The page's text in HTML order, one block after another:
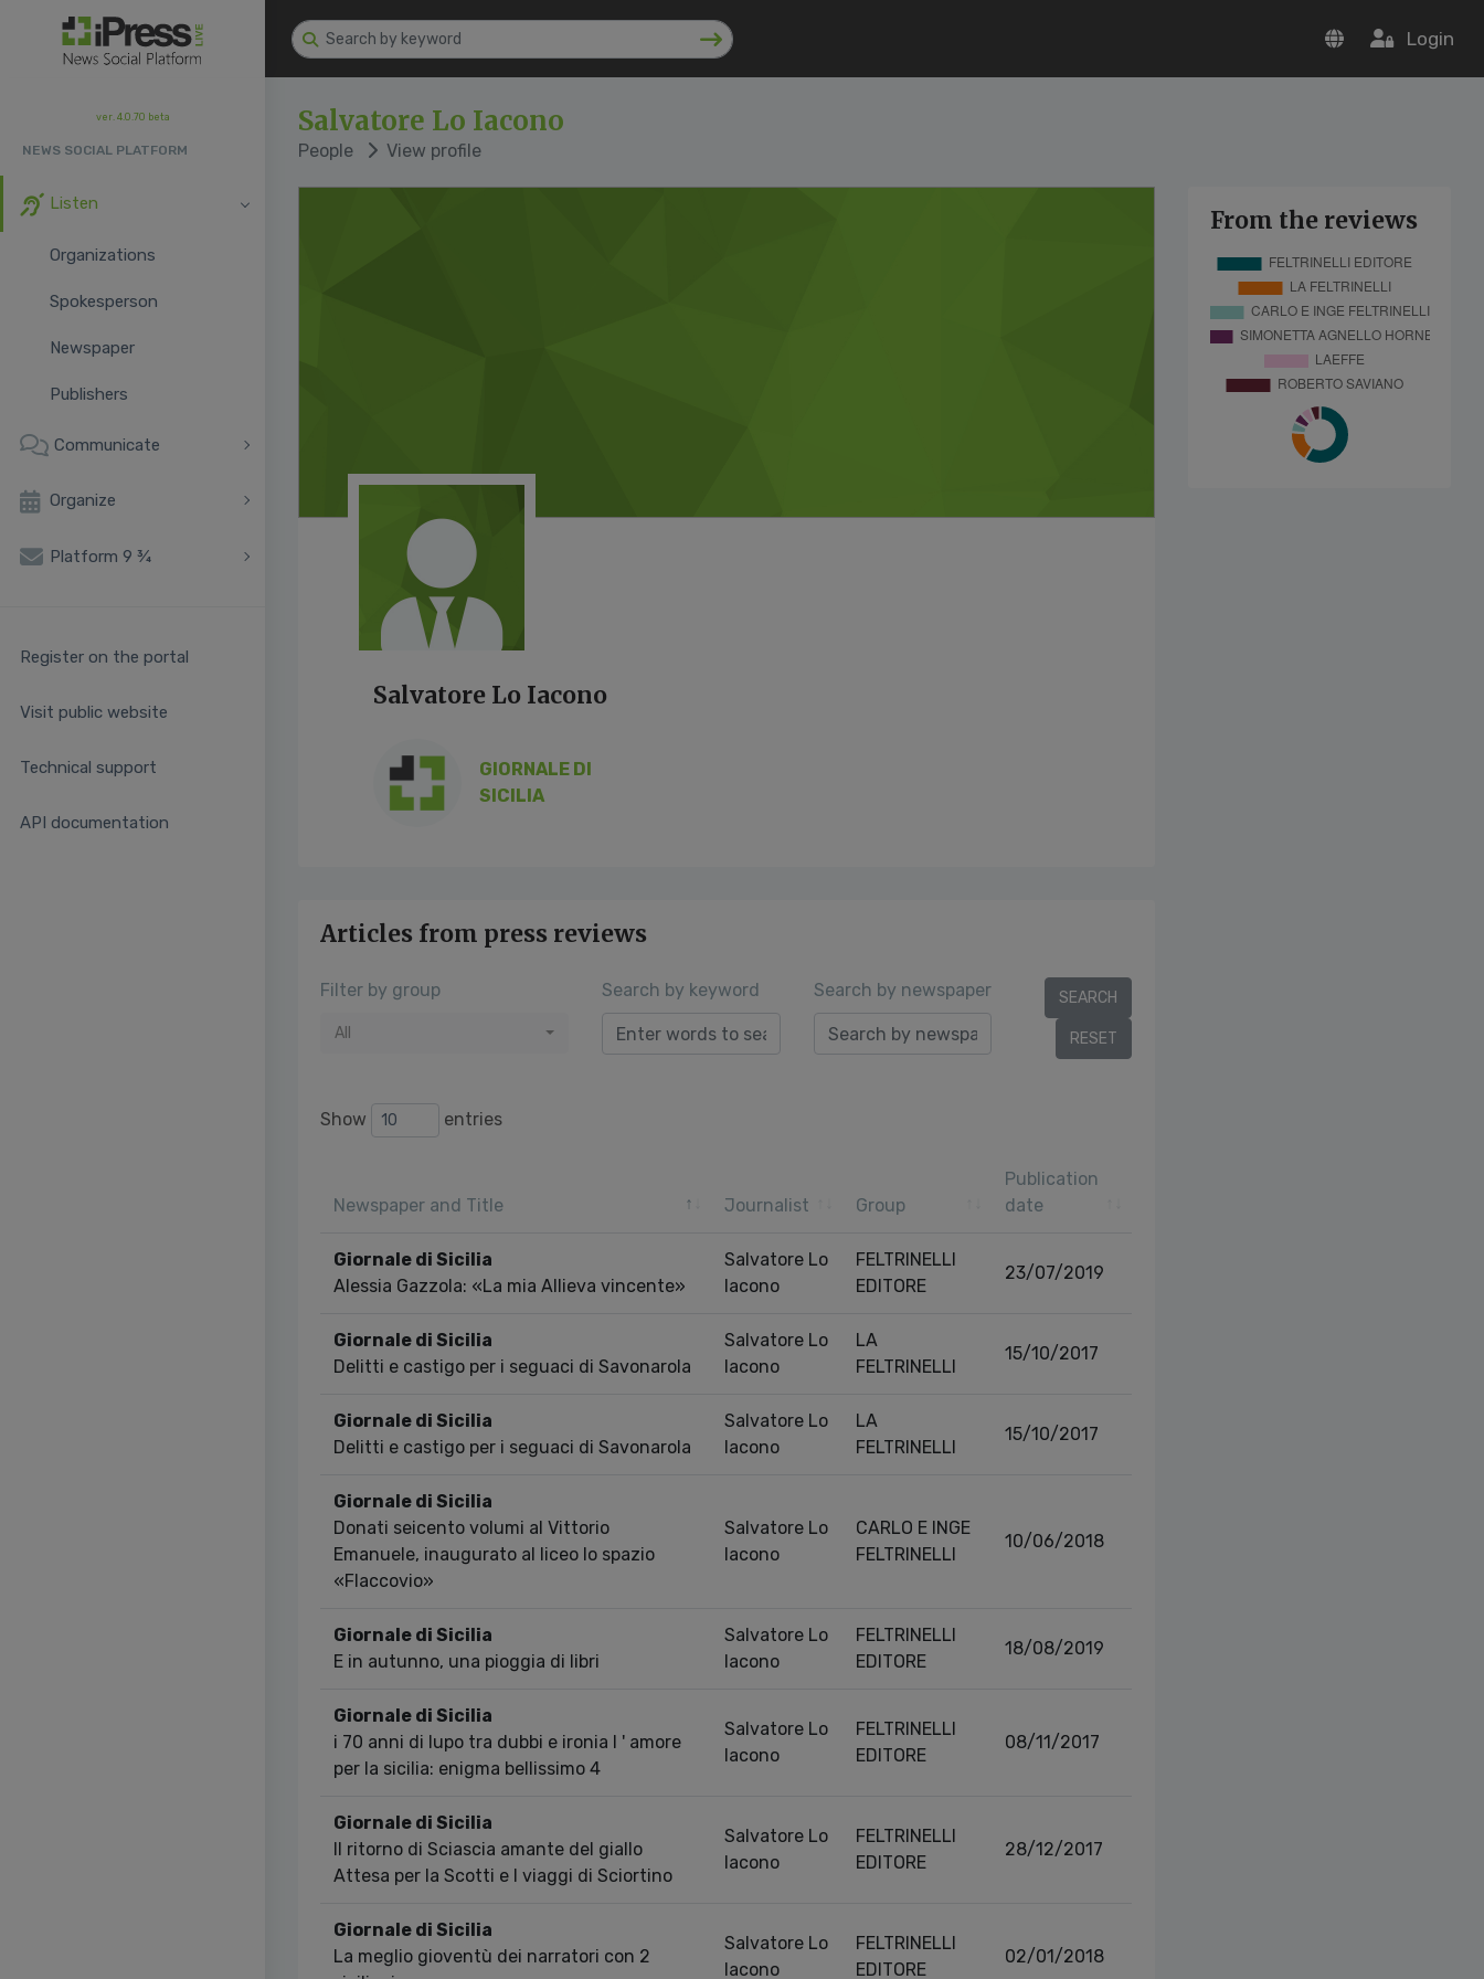
Login
ver. 4.0.70 beta
NEWS SOCIAL PLATFORM
Listen
Organizations
Spokesperson
Newspaper
Publishers
Communicate
Organize
Platform 9 ¾
Register on the portal
Visit public website
Technical support
API documentation
Salvatore Lo Iacono
People View profile
Salvatore Lo Iacono
GIORNALE DI
SICILIA
Articles from press reviews
Filter by group
All
Search by keyword Search by newspaper
Show entries
Newspaper and Title Journalist Group
Publication
date
Giornale di Sicilia
Alessia Gazzola: «La mia Allieva vincente»
Salvatore Lo
Iacono
FELTRINELLI
EDITORE
23/07/2019
Giornale di Sicilia
Delitti e castigo per i seguaci di Savonarola
Salvatore Lo
Iacono
LA
FELTRINELLI
15/10/2017
Giornale di Sicilia
Delitti e castigo per i seguaci di Savonarola
Salvatore Lo
Iacono
LA
FELTRINELLI
15/10/2017
Giornale di Sicilia
Donati seicento volumi al Vittorio
Emanuele, inaugurato al liceo lo spazio
«Flaccovio»
Salvatore Lo
Iacono
CARLO E INGE
FELTRINELLI
10/06/2018
Giornale di Sicilia
E in autunno, una pioggia di libri
Salvatore Lo
Iacono
FELTRINELLI
EDITORE
18/08/2019
Giornale di Sicilia
i 70 anni di lupo tra dubbi e ironia l ' amore
per la sicilia: enigma bellissimo 4
Salvatore Lo
Iacono
FELTRINELLI
EDITORE
08/11/2017
Giornale di Sicilia
Il ritorno di Sciascia amante del giallo
Attesa per la Scotti e I viaggi di Sciortino
Salvatore Lo
Iacono
FELTRINELLI
EDITORE
28/12/2017
Giornale di Sicilia
La meglio gioventù dei narratori con 2
Salvatore Lo
Iacono
FELTRINELLI
EDITORE
02/01/2018
From the reviews